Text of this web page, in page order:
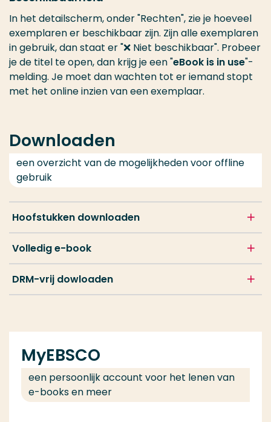
In het detailscherm, onder "Rechten", zie je hoeveel
exemplaren er beschikbaar zijn. Zijn alle exemplaren
in gebruik, dan staat er "❌ Niet beschikbaar". Probeer
je de titel te open, dan krijg je een "eBook is in use"-
melding. Je moet dan wachten tot er iemand stopt
met het online inzien van een exemplaar.
Downloaden
een overzicht van de mogelijkheden voor offline
gebruik
Hoofstukken downloaden
Volledig e-book
DRM-vrij dowloaden
MyEBSCO
een persoonlijk account voor het lenen van
e-books en meer